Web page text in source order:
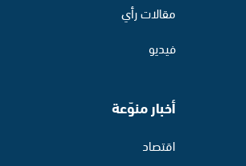
مقالات رأي
فيديو
أخبار منوّعة
اقتصاد